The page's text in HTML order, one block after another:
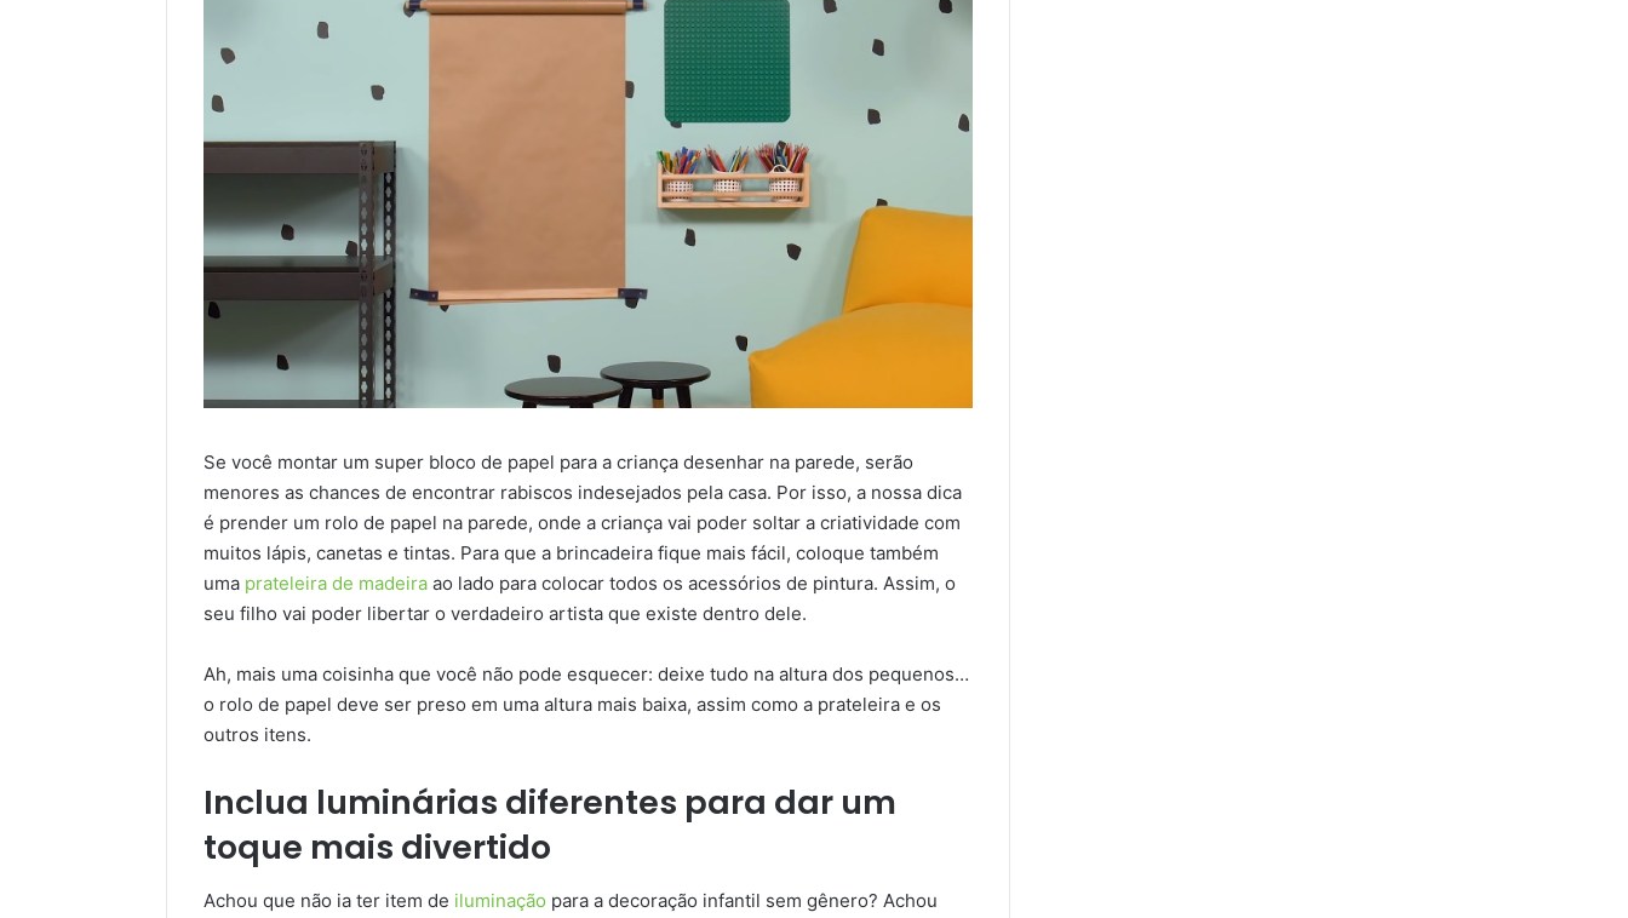
Se você montar um super bloco de papel para a criança desenhar na parede, serão
menores as chances de encontrar rabiscos indesejados pela casa. Por isso, a nossa dica
é prender um rolo de papel na parede, onde a criança vai poder soltar a criatividade com
muitos lápis, canetas e tintas. Para que a brincadeira fique mais fácil, coloque também
uma prateleira de madeira ao lado para colocar todos os acessórios de pintura. Assim, o
seu filho vai poder libertar o verdadeiro artista que existe dentro dele.
Ah, mais uma coisinha que você não pode esquecer: deixe tudo na altura dos pequenos…
o rolo de papel deve ser preso em uma altura mais baixa, assim como a prateleira e os
outros itens.
Inclua luminárias diferentes para dar um
toque mais divertido
Achou que não ia ter item de iluminação para a decoração infantil sem gênero? Achou